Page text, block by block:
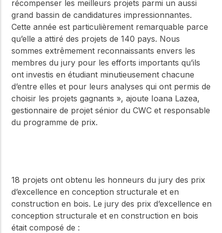
récompenser les meilleurs projets parmi un aussi
grand bassin de candidatures impressionnantes.
Cette année est particulièrement remarquable parce
qu’elle a attiré des projets de 140 pays. Nous
sommes extrêmement reconnaissants envers les
membres du jury pour les efforts importants qu’ils
ont investis en étudiant minutieusement chacune
d’entre elles et pour leurs analyses qui ont permis de
choisir les projets gagnants », ajoute Ioana Lazea,
gestionnaire de projet sénior du CWC et responsable
du programme de prix.
18 projets ont obtenu les honneurs du jury des prix
d’excellence en conception structurale et en
construction en bois. Le jury des prix d’excellence en
conception structurale et en construction en bois
était composé de :